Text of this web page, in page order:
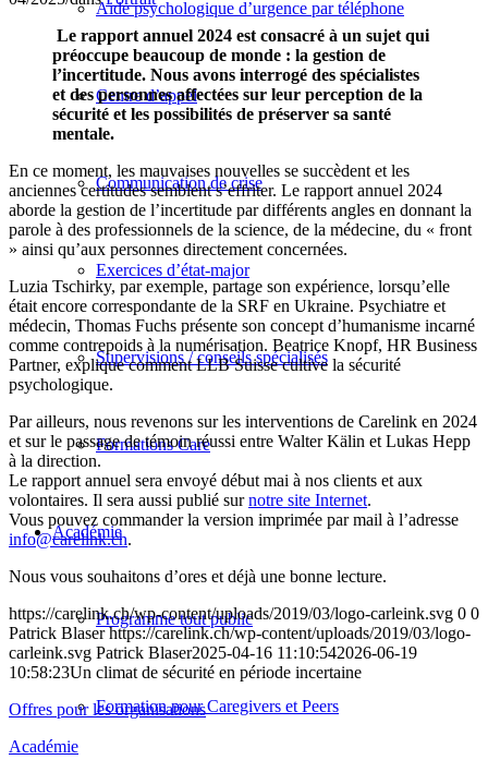
Aide psychologique d’urgence par téléphone
Centre d’appel
Communication de crise
Exercices d’état-major
Supervisions / conseils spécialisés
Formations Care
Académie
Programme tout public
Formation pour Caregivers et Peers
Le rapport annuel 2024 est consacré à un sujet qui
préoccupe beaucoup de monde : la gestion de
l’incertitude. Nous avons interrogé des spécialistes
et des personnes affectées sur leur perception de la
sécurité et les possibilités de préserver sa santé
mentale.
En ce moment, les mauvaises nouvelles se succèdent et les
anciennes certitudes semblent s’effriter. Le rapport annuel 2024
aborde la gestion de l’incertitude par différents angles en donnant la
parole à des professionnels de la science, de la médecine, du « front
» ainsi qu’aux personnes directement concernées.
Luzia Tschirky, par exemple, partage son expérience, lorsqu’elle
était encore correspondante de la SRF en Ukraine. Psychiatre et
médecin, Thomas Fuchs présente son concept d’humanisme incarné
comme contrepoids à la numérisation. Beatrice Knopf, HR Business
Partner, explique comment LLB Suisse cultive la sécurité
psychologique.
Par ailleurs, nous revenons sur les interventions de Carelink en 2024
et sur le passage de témoin réussi entre Walter Kälin et Lukas Hepp
à la direction.
Le rapport annuel sera envoyé début mai à nos clients et aux
volontaires. Il sera aussi publié surnotre site Internet.
Vous pouvez commander la version imprimée par mail à l’adresse
info@carelink.ch.
Nous vous souhaitons d’ores et déjà une bonne lecture.
https://carelink.ch/wp-content/uploads/2019/03/logo-carleink.svg 0 0
Patrick Blaser https://carelink.ch/wp-content/uploads/2019/03/logo-
carleink.svg Patrick Blaser2025-04-16 11:10:542026-06-19
10:58:23Un climat de sécurité en période incertaine
Offres pour les organisations
Académie